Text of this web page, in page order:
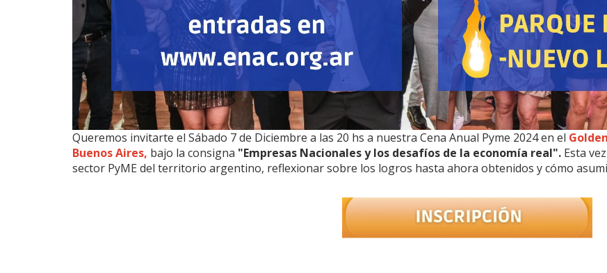
Queremos invitarte el Sábado 7 de Diciembre a las 20 hs a nuestra Cena Anual Pyme 2024 en el
Buenos Aires, bajo la consigna "Empresas Nacionales y los desafíos de la economía real". Esta
sector PyME del territorio argentino, reflexionar sobre los logros hasta ahora obtenidos y cómo